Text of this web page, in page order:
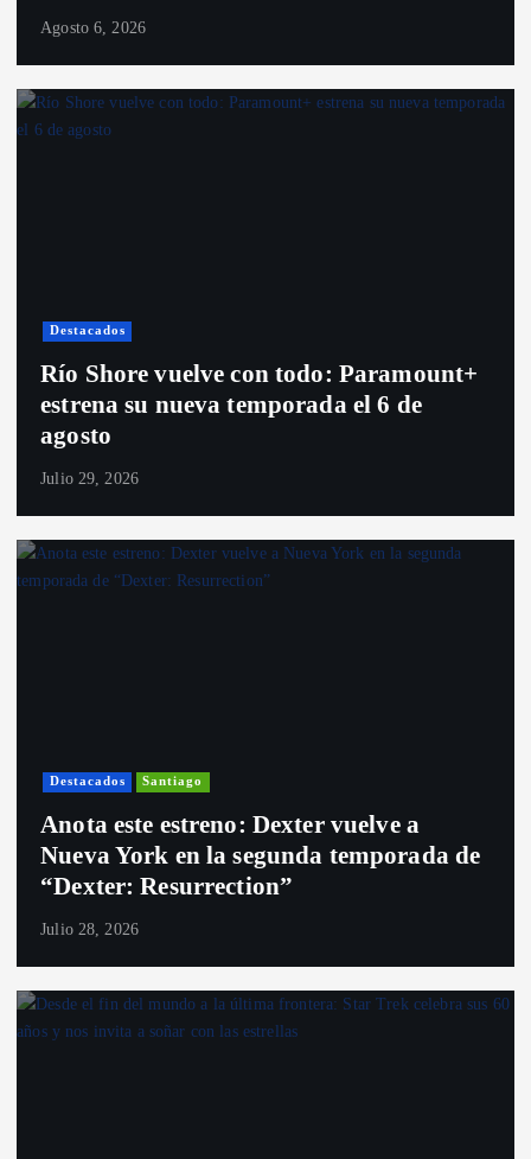
Agosto 6, 2026
Destacados
Río Shore vuelve con todo: Paramount+
estrena su nueva temporada el 6 de
agosto
Julio 29, 2026
Destacados Santiago
Anota este estreno: Dexter vuelve a
Nueva York en la segunda temporada de
“Dexter: Resurrection”
Julio 28, 2026